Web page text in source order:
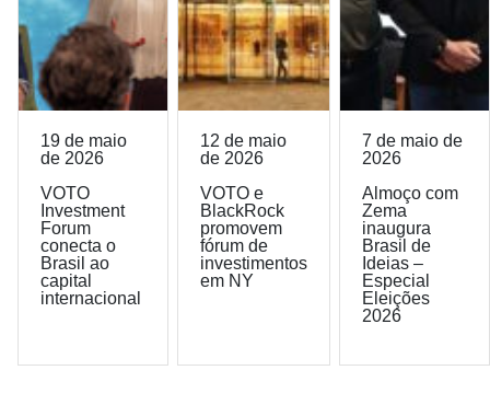
19 de maio
de 2026
VOTO
Investment
Forum
conecta o
Brasil ao
capital
internacional
12 de maio
de 2026
VOTO e
BlackRock
promovem
fórum de
investimentos
em NY
7 de maio de
2026
Almoço com
Zema
inaugura
Brasil de
Ideias –
Especial
Eleições
2026